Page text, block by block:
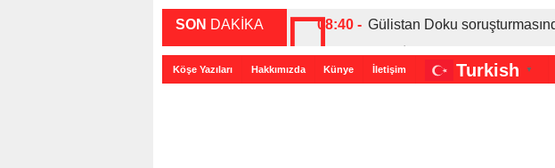
SON DAKİKA 08:40 - Gülistan Doku
00:27 - ABD-İran gerilimi Türkiye’yi
00:35 - Bir sigara grubuna daha zam
Köşe Yazıları Hakkımızda Künye İletişim Turkish ▼